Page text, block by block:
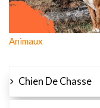
Animaux
Chien De Chasse